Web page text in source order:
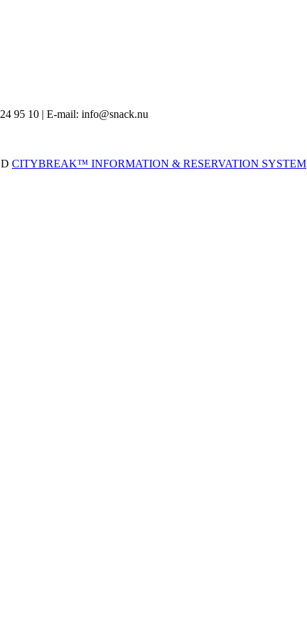
95 10 | E-mail: info@snack.nu
CITYBREAK™ INFORMATION & RESERVATION SYSTEM